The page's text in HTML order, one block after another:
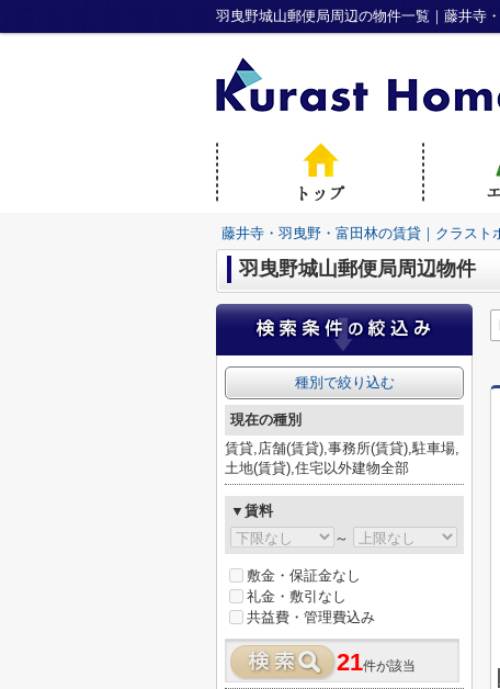
羽曳野城山郵便局周辺の物件一覧｜藤井寺
藤井寺・羽曳野・富田林の賃貸｜クラスト
羽曳野城山郵便局周辺物件
種別で絞り込む
現在の種別
賃貸,店舗(賃貸),事務所(賃貸),駐車場,
土地(賃貸),住宅以外建物全部
▼賃料
～
敷金・保証金なし
礼金・敷引なし
共益費・管理費込み
21件が該当